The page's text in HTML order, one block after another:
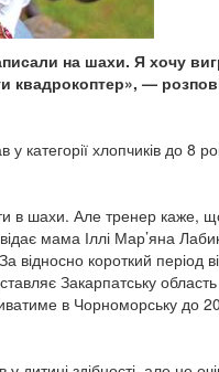
на шахи. Я хочу
квадрокоптер», —
категорії хлопчиків до 8
в шахи. Але тренер каже,
мама Іллі Мар’яна
відносно короткий період
Закарпатську
в Чорноморську до